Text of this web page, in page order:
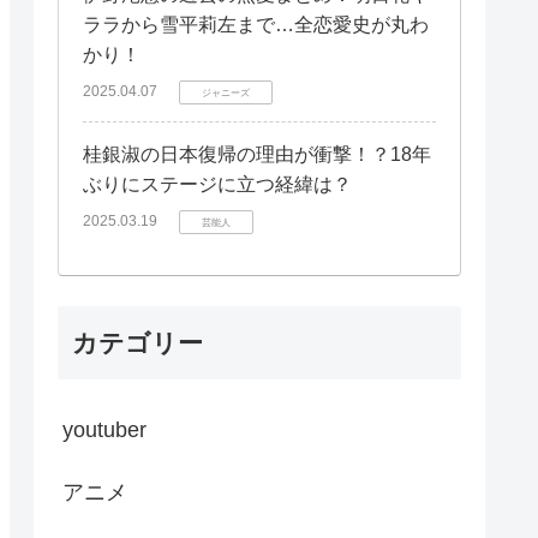
ララから雪平莉左まで…全恋愛史が丸わ
かり！
2025.04.07 ジャニーズ
桂銀淑の日本復帰の理由が衝撃！？18年
ぶりにステージに立つ経緯は？
2025.03.19 芸能人
カテゴリー
youtuber
アニメ